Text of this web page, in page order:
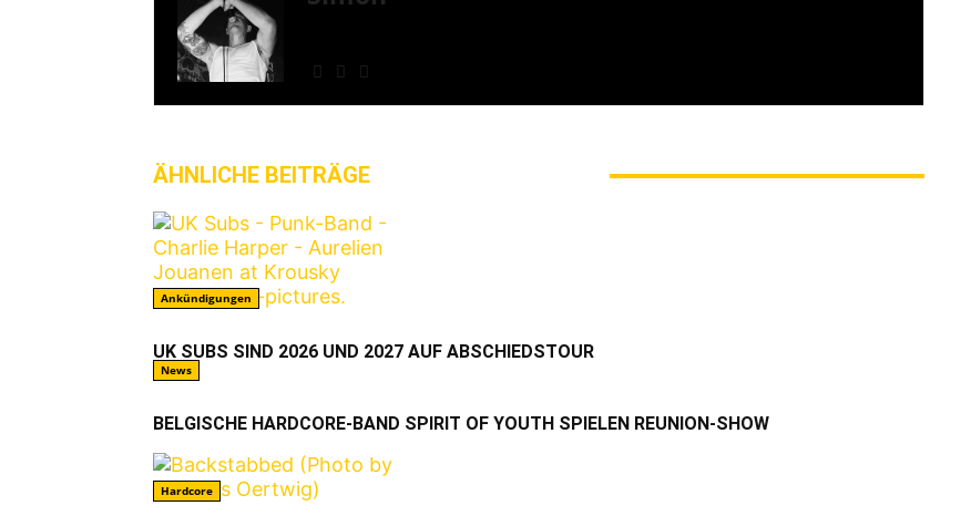
ÄHNLICHE BEITRÄGE
Ankündigungen
UK SUBS SIND 2026 UND 2027 AUF ABSCHIEDSTOUR
News
BELGISCHE HARDCORE-BAND SPIRIT OF YOUTH SPIELEN REUNION-SHOW
Hardcore